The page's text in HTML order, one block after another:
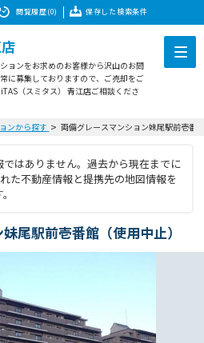
閲覧履歴(0) 保存した検索条件
ョンをお求めのお客様から沢山のお問
に募集しておりますので、ご売却をご
（スミタス） 青江店ご相談くださ
ンから探す 両備グレースマンション妹尾駅前壱番
はありません。過去から現在までに
た不動産情報と提携先の地図情報を
尾駅前壱番館（使用中止）